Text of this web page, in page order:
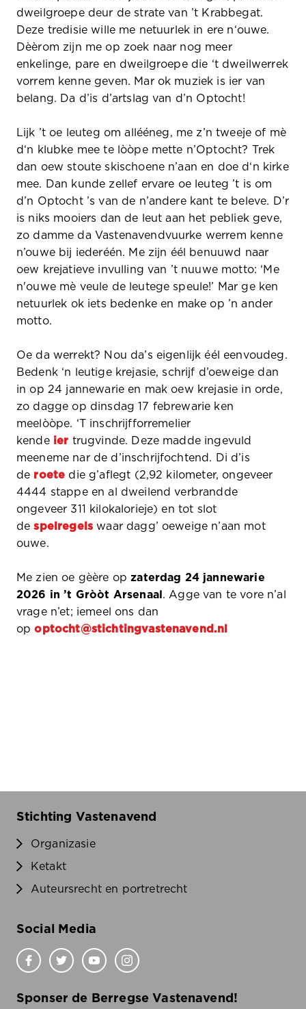
dweilgroepe deur de strate van ’t Krabbegat.
Deze tredisie wille me netuurlek in ere n‘ouwe.
Dèèrom zijn me op zoek naar nog meer
enkelinge, pare en dweilgroepe die ‘t dweilwerrek
vorrem kenne geven. Mar ok muziek is ier van
belang. Da d’is d’artslag van d’n Optocht!
Lijk ’t oe leuteg om allééneg, me z’n tweeje of mè
d‘n klubke mee te lòòpe mette n’Optocht? Trek
dan oew stoute skischoene n’aan en doe d‘n kirke
mee. Dan kunde zellef ervare oe leuteg ’t is om
d’n Optocht ’s van de n’andere kant te beleve. D’r
is niks mooiers dan de leut aan het pebliek geve,
zo damme da Vastenavendvuurke werrem kenne
n’ouwe bij iederéén. Me zijn éél benuuwd naar
oew krejatieve invulling van ’t nuuwe motto: ‘Me
n'ouwe mè veule de leutege speule!’ Mar ge ken
netuurlek ok iets bedenke en make op ’n ander
motto.
Oe da werrekt? Nou da’s eigenlijk éél eenvoudeg.
Bedenk ‘n leutige krejasie, schrijf d’oeweige dan
in op 24 jannewarie en mak oew krejasie in orde,
zo dagge op dinsdag 17 febrewarie ken
meelòòpe. ‘T inschrijfforremelier
kende ier trugvinde. Deze madde ingevuld
meeneme nar de d’inschrijfochtend. Di d’is
de roete die g’aflegt (2,92 kilometer, ongeveer
4444 stappe en al dweilend verbrandde
ongeveer 311 kilokalorieje) en tot slot
despelregels waar dagg’ oeweige n’aan mot
ouwe.
Me zien oe gèère opzaterdag 24 jannewarie
2026 in ’t Gròòt Arsenaal . Agge van te vore n’al
vrage n’et; iemeel ons dan
opoptocht@stichtingvastenavend.nl
Stichting Vastenavend
Organizasie
Ketakt
Auteursrecht en portretrecht
Social Media
Sponser de Berregse Vastenavend!